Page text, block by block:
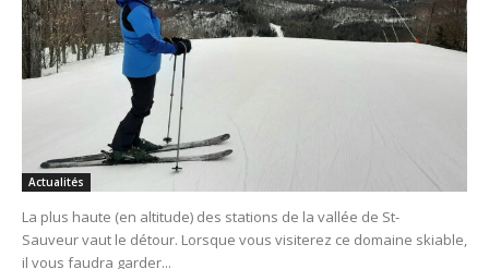
Actualités
La plus haute (en altitude) des stations de la vallée de St-
Sauveur vaut le détour. Lorsque vous visiterez ce domaine skiable,
il vous faudra garder...